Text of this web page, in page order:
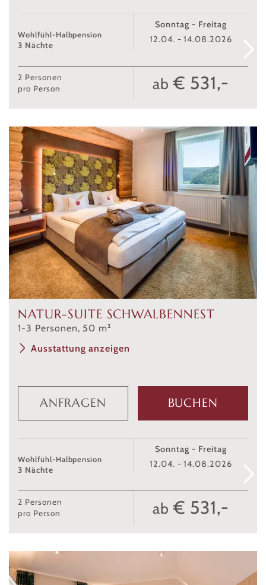
Wohlfühl-Halbpension
3 Nächte
Sonntag - Freitag
12.04. - 14.08.2026
2 Personen
pro Person
ab € 531,-
NATUR-SUITE SCHWALBENNEST
1-3 Personen, 50 m²
Ausstattung anzeigen
ANFRAGEN BUCHEN
Wohlfühl-Halbpension
3 Nächte
Sonntag - Freitag
12.04. - 14.08.2026
2 Personen
pro Person
ab € 531,-